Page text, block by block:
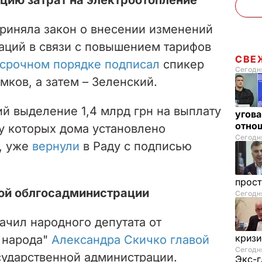
закон о внесении изменений
в связи с повышением тарифов
порядке подписал спикер
а затем – Зеленский.
выделение 1,4 млрд грн на выплату
дома установлено
уже вернули в Раду с подписью
облгосадминистрации
народного депутата от
Александра Скичко главой
администрации.
Экс-